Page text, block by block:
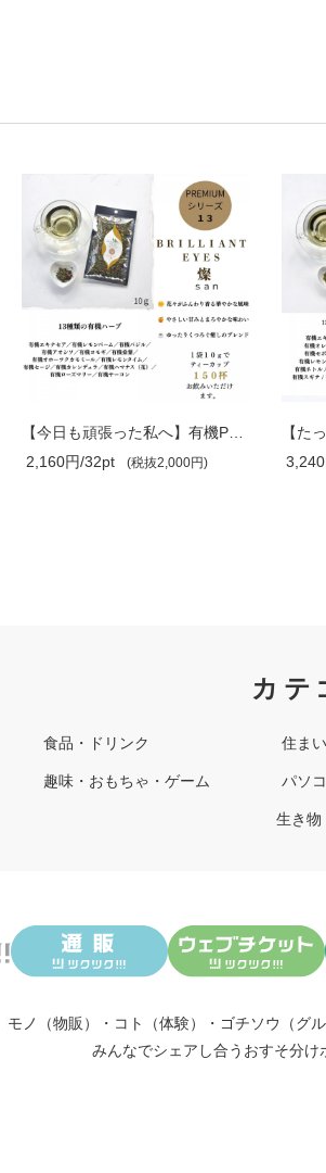
2,160円/32pt
(税抜2,000円)
カテ
食品・ドリンク 住ま
趣味・おもちゃ・ゲーム パソ
生き物
モノ（物販） ・ コト（体験） ・ ゴチソウ（グル
みんなでシェアし合う おすそ分け